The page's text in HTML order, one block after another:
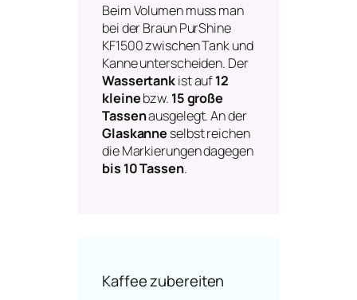
Beim Volumen muss man
bei der Braun PurShine
KF1500 zwischen Tank und
Kanne unterscheiden. Der
Wassertankist auf12
kleinebzw. 15 große
Tassenausgelegt. An der
Glaskanne selbst reichen
die Markierungen dagegen
bis 10 Tassen.
Kaffee zubereiten